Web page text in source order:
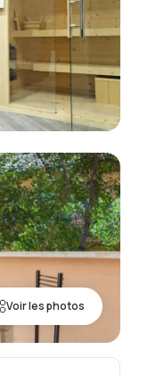
Voir les photos